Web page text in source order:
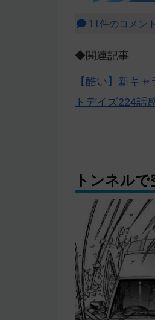
11件のコメン
◆関連記事
【酷い】新キ
トデイズ224話
トンネルで